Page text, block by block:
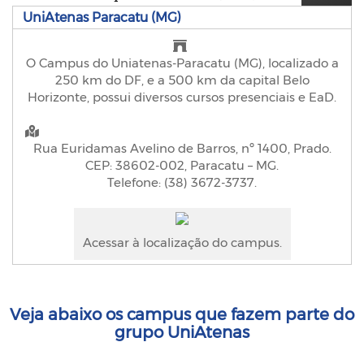
UniAtenas Paracatu (MG)
O Campus do Uniatenas-Paracatu (MG), localizado a
250 km do DF, e a 500 km da capital Belo
Horizonte, possui diversos cursos presenciais e EaD.
Rua Euridamas Avelino de Barros, nº 1400, Prado.
CEP: 38602-002, Paracatu – MG.
Telefone: (38) 3672-3737.
Acessar à localização do campus.
Veja abaixo os campus que fazem parte do
grupo UniAtenas